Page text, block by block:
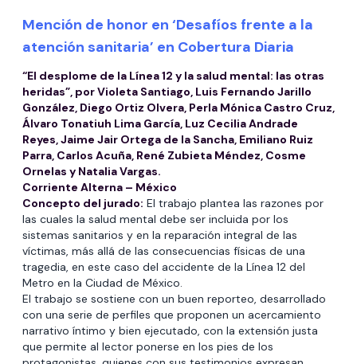
Mención de honor en ‘Desafíos frente a la
atención sanitaria’ en Cobertura Diaria
“El desplome de la Línea 12 y la salud mental: las otras
heridas”, por Violeta Santiago, Luis Fernando Jarillo
González, Diego Ortiz Olvera, Perla Mónica Castro Cruz,
Álvaro Tonatiuh Lima García, Luz Cecilia Andrade
Reyes, Jaime Jair Ortega de la Sancha, Emiliano Ruiz
Parra, Carlos Acuña, René Zubieta Méndez, Cosme
Ornelas y Natalia Vargas.
Corriente Alterna – México
Concepto del jurado: El trabajo plantea las razones por
las cuales la salud mental debe ser incluida por los
sistemas sanitarios y en la reparación integral de las
víctimas, más allá de las consecuencias físicas de una
tragedia, en este caso del accidente de la Línea 12 del
Metro en la Ciudad de México.
El trabajo se sostiene con un buen reporteo, desarrollado
con una serie de perfiles que proponen un acercamiento
narrativo íntimo y bien ejecutado, con la extensión justa
que permite al lector ponerse en los pies de los